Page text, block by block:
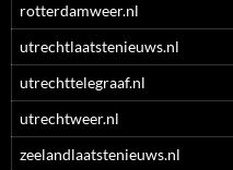
rotterdamweer.nl
utrechtlaatstenieuws.nl
utrechttelegraaf.nl
utrechtweer.nl
zeelandlaatstenieuws.nl